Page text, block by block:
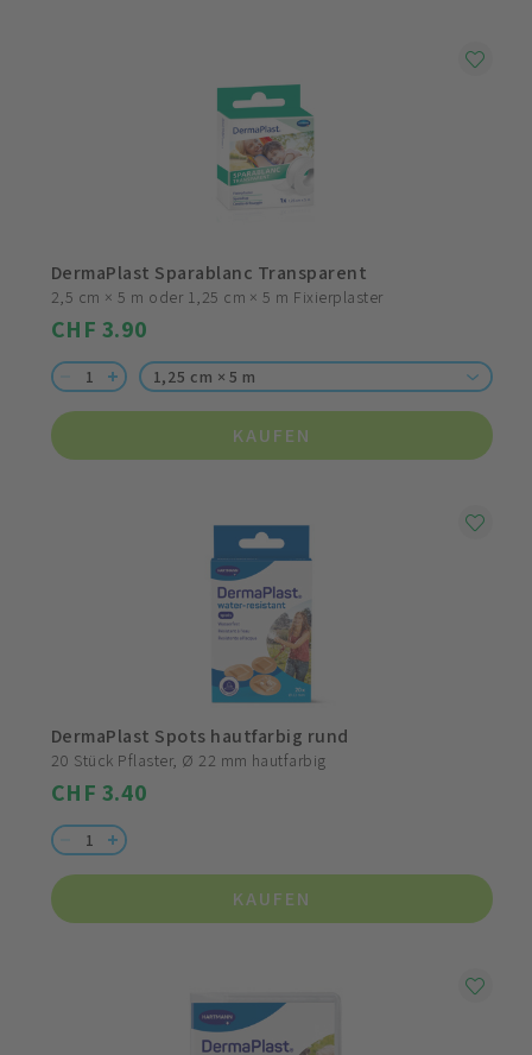
DermaPlast Sparablanc Transparent
2,5 cm × 5 m oder 1,25 cm × 5 m Fixierplaster
CHF 3.90
1,25 cm × 5 m
KAUFEN
DermaPlast Spots hautfarbig rund
20 Stück Pflaster, Ø 22 mm hautfarbig
CHF 3.40
KAUFEN